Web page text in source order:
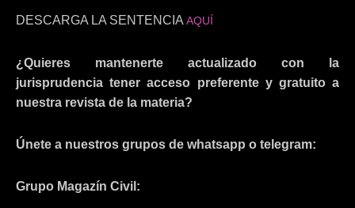
DESCARGA LA SENTENCIA AQUÍ
¿Quieres mantenerte actualizado con la
jurisprudencia tener acceso preferente y gratuito a
nuestra revista de la materia?
Únete a nuestros grupos de whatsapp o telegram:
Grupo Magazín Civil: